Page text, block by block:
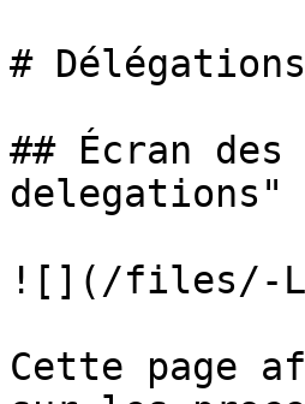
# Délégations
## Écran
delegations"
![](/files/-
Cette page